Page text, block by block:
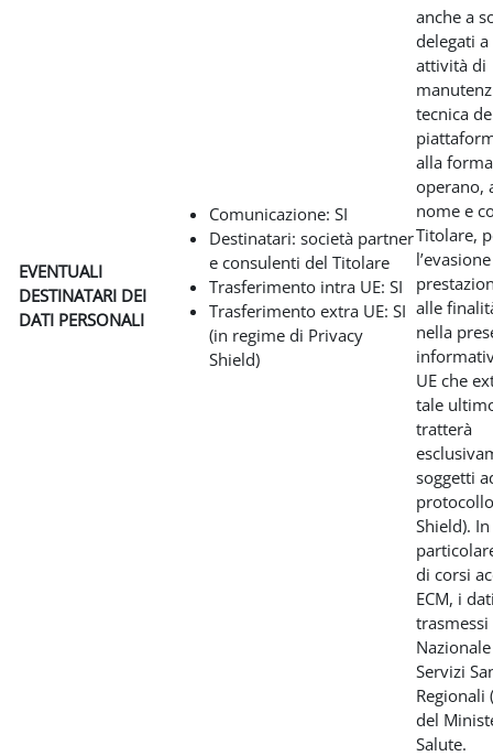
EVENTUALI
DESTINATARI DEI
DATI PERSONALI
Comunicazione: SI
Destinatari: società partner
e consulenti del Titolare
Trasferimento intra UE: SI
Trasferimento extra UE: SI
(in regime di Privacy
Shield)
anche a
delegati
attività di
tecnica
alla
operano,
nome e
Titolare,
alle
nella
UE che
tale
tratterà
soggetti
Shield). In
di corsi
ECM, i
trasmessi
Servizi
Regionali
del
Salute.